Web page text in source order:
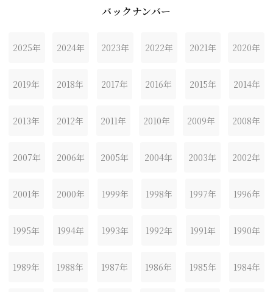
バックナンバー
2025年 2024年 2023年 2022年 2021年 2020年
2019年 2018年 2017年 2016年 2015年 2014年
2013年 2012年 2011年 2010年 2009年 2008年
2007年 2006年 2005年 2004年 2003年 2002年
2001年 2000年 1999年 1998年 1997年 1996年
1995年 1994年 1993年 1992年 1991年 1990年
1989年 1988年 1987年 1986年 1985年 1984年